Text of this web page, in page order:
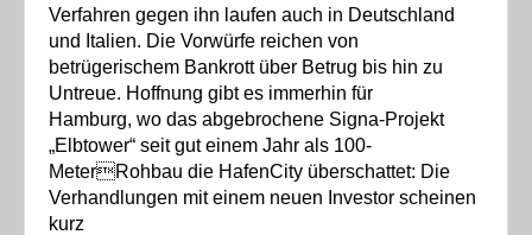
Verfahren gegen ihn laufen auch in Deutschland
und Italien. Die Vorwürfe reichen von
betrügerischem Bankrott über Betrug bis hin zu
Untreue. Hoffnung gibt es immerhin für
Hamburg, wo das abgebrochene Signa-Projekt
„Elbtower“ seit gut einem Jahr als 100-
MeterRohbau die HafenCity überschattet: Die
Verhandlungen mit einem neuen Investor scheinen
kurz